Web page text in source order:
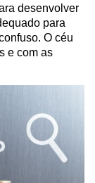
desenvolver
para
O céu
e com as